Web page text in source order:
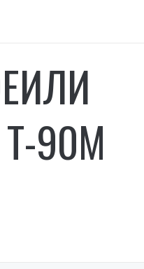
90М